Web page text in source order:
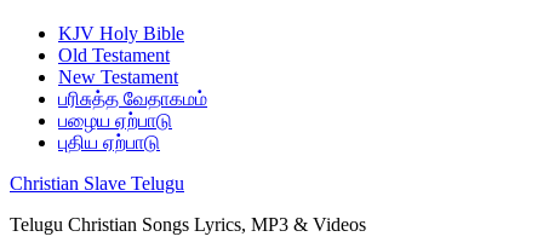
KJV Holy Bible
Old Testament
New Testament
பரிசுத்த வேதாகமம்
பழைய ஏற்பாடு
புதிய ஏற்பாடு
Christian Slave Telugu
Telugu Christian Songs Lyrics, MP3 & Videos